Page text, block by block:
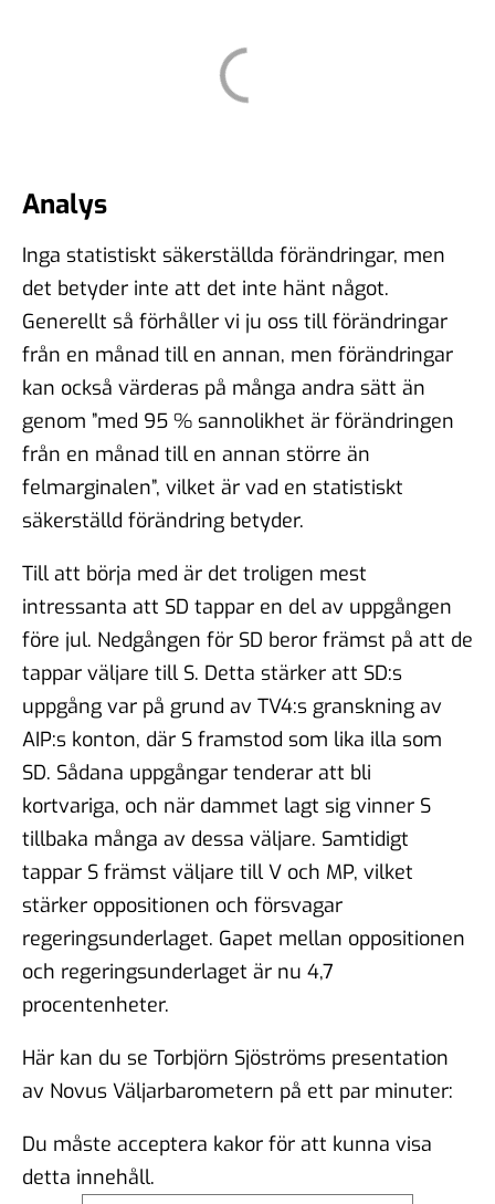
Analys
Inga statistiskt säkerställda förändringar, men
det betyder inte att det inte hänt något.
Generellt så förhåller vi ju oss till förändringar
från en månad till en annan, men förändringar
kan också värderas på många andra sätt än
genom ”med 95 % sannolikhet är förändringen
från en månad till en annan större än
felmarginalen”, vilket är vad en statistiskt
säkerställd förändring betyder.
Till att börja med är det troligen mest
intressanta att SD tappar en del av uppgången
före jul. Nedgången för SD beror främst på att de
tappar väljare till S. Detta stärker att SD:s
uppgång var på grund av TV4:s granskning av
AIP:s konton, där S framstod som lika illa som
SD. Sådana uppgångar tenderar att bli
kortvariga, och när dammet lagt sig vinner S
tillbaka många av dessa väljare. Samtidigt
tappar S främst väljare till V och MP, vilket
stärker oppositionen och försvagar
regeringsunderlaget. Gapet mellan oppositionen
och regeringsunderlaget är nu 4,7
procentenheter.
Här kan du se Torbjörn Sjöströms presentation
av Novus Väljarbarometern på ett par minuter:
Du måste acceptera kakor för att kunna visa
detta innehåll.